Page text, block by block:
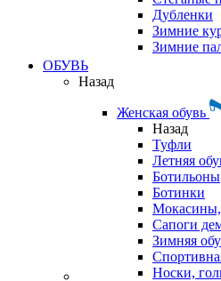
Дубленки
Зимние
Зимние
ОБУВЬ
Назад
Женская обувь
Назад
Туфли
Летняя
Ботильоны
Ботинки
Мокасины,
Сапоги
Зимняя
Носки,